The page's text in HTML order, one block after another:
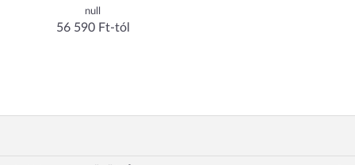
null
56 590 Ft-tól